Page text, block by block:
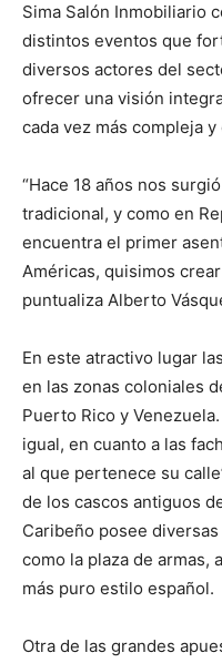
Sima Salón Inmobiliario
distintos eventos que
diversos actores del
ofrecer una visión
cada vez más compleja
“Hace 18 años nos
tradicional, y como en
encuentra el primer
Américas, quisimos
puntualiza Alberto
En este atractivo lugar
en las zonas coloniales
Puerto Rico y
igual, en cuanto a las
al que pertenece su
de los cascos antiguos
Caribeño posee
como la plaza de armas,
más puro estilo español.
Otra de las grandes